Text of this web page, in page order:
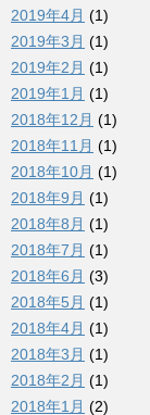
2019年4月 (1)
2019年3月 (1)
2019年2月 (1)
2019年1月 (1)
2018年12月 (1)
2018年11月 (1)
2018年10月 (1)
2018年9月 (1)
2018年8月 (1)
2018年7月 (1)
2018年6月 (3)
2018年5月 (1)
2018年4月 (1)
2018年3月 (1)
2018年2月 (1)
2018年1月 (2)